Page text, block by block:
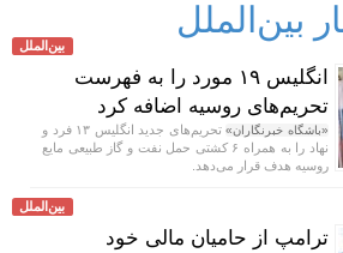
بین‌الملل
بین‌الملل
انگلیس ۱۹ مورد را به فهرست
تحریم‌های روسیه اضافه کرد
«باشگاه خبرنگاران»
تحریم‌های جدید انگلیس ۱۳ فرد و
نهاد را به همراه ۶ کشتی حمل نفت و گاز طبیعی مایع
روسیه هدف قرار می‌دهد.
بین‌الملل
ترامپ از حامیان مالی خود